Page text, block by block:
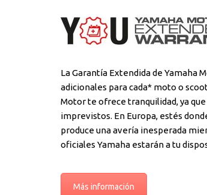
La Garantía Extendida de Yamaha
adicionales para cada* moto o
Motor te ofrece tranquilidad, ya
imprevistos. En Europa, estés
produce una avería inesperada
oficiales Yamaha estarán a tu
Más información